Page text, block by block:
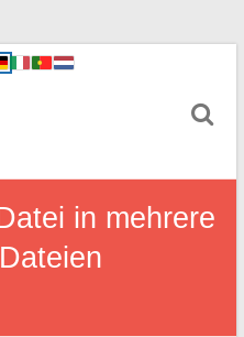
in mehrere